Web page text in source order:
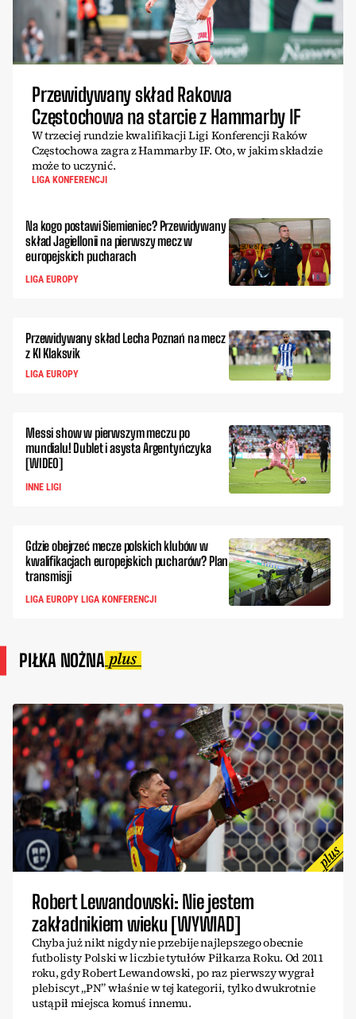
Przewidywany skład Rakowa
Częstochowa na starcie z Hammarby IF
W trzeciej rundzie kwalifikacji Ligi Konferencji Raków
Częstochowa zagra z Hammarby IF. Oto, w jakim składzie
może to uczynić.
LIGA KONFERENCJI
Na kogo postawi Siemieniec? Przewidywany
skład Jagiellonii na pierwszy mecz w
europejskich pucharach
LIGA EUROPY
Przewidywany skład Lecha Poznań na mecz
z KI Klaksvik
LIGA EUROPY
Messi show w pierwszym meczu po
mundialu! Dublet i asysta Argentyńczyka
[WIDEO]
INNE LIGI
Gdzie obejrzeć mecze polskich klubów w
kwalifikacjach europejskich pucharów? Plan
transmisji
LIGA EUROPY LIGA KONFERENCJI
PIŁKA NOŻNA
Robert Lewandowski: Nie jestem
zakładnikiem wieku [WYWIAD]
Chyba już nikt nigdy nie przebije najlepszego obecnie
futbolisty Polski w liczbie tytułów Piłkarza Roku. Od 2011
roku, gdy Robert Lewandowski, po raz pierwszy wygrał
plebiscyt „PN” właśnie w tej kategorii, tylko dwukrotnie
ustąpił miejsca komuś innemu.